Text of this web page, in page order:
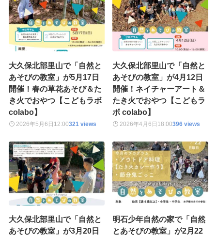
大久保北部里山で「自然と
あそびの教室」が5月17日
開催！春の草花あそび＆た
き火でおやつ【こどもラボ
colabo】
2026年5月6日 12:00321 views
大久保北部里山で「自然と
あそびの教室」が4月12日
開催！ネイチャーアート＆
たき火でおやつ【こどもラ
ボ colabo】
2026年4月6日 18:00396 views
大久保北部里山で「自然と
あそびの教室」が3月20日
明石少年自然の家で「自然
とあそびの教室」が2月22